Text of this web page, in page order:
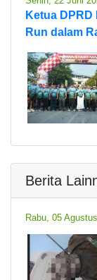
Ketua
Run dalam
Berita
Rabu, 05